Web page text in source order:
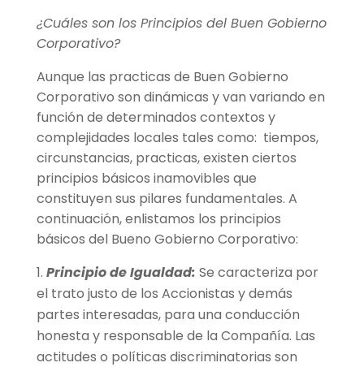
¿Cuáles son los Principios del Buen Gobierno
Corporativo?
Aunque las practicas de Buen Gobierno
Corporativo son dinámicas y van variando en
función de determinados contextos y
complejidades locales tales como: tiempos,
circunstancias, practicas, existen ciertos
principios básicos inamovibles que
constituyen sus pilares fundamentales. A
continuación, enlistamos los principios
básicos del Bueno Gobierno Corporativo:
Principio de Igualdad: Se caracteriza por
el trato justo de los Accionistas y demás
partes interesadas, para una conducción
honesta y responsable de la Compañía. Las
actitudes o políticas discriminatorias son